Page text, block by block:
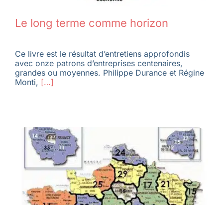
Le long terme comme horizon
Ce livre est le résultat d’entretiens approfondis
avec onze patrons d’entreprises centenaires,
grandes ou moyennes. Philippe Durance et Régine
Monti, […]